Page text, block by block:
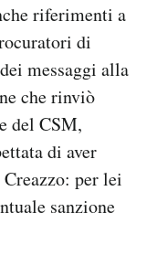
riferimenti a
di
messaggi alla
che rinviò
del CSM,
di aver
per lei
sanzione